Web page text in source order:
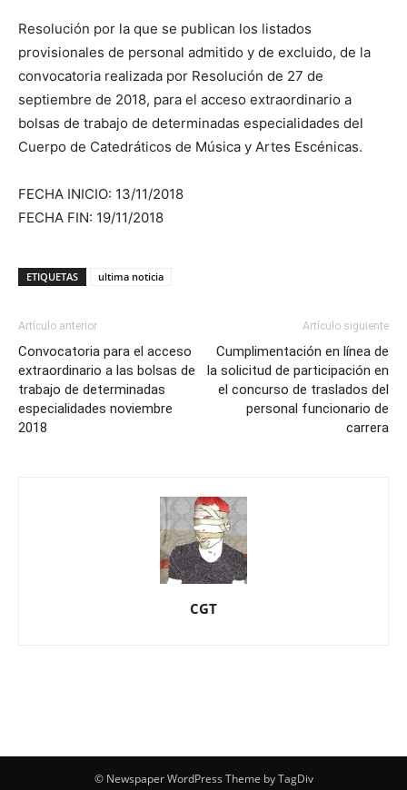
Resolución por la que se publican los listados
provisionales de personal admitido y de excluido, de la
convocatoria realizada por Resolución de 27 de
septiembre de 2018, para el acceso extraordinario a
bolsas de trabajo de determinadas especialidades del
Cuerpo de Catedráticos de Música y Artes Escénicas.
FECHA INICIO: 13/11/2018
FECHA FIN: 19/11/2018
ETIQUETAS ultima noticia
Artículo anterior
Convocatoria para el acceso
extraordinario a las bolsas de
trabajo de determinadas
especialidades noviembre
2018
Artículo siguiente
Cumplimentación en línea de
la solicitud de participación en
el concurso de traslados del
personal funcionario de
carrera
CGT
© Newspaper WordPress Theme by TagDiv